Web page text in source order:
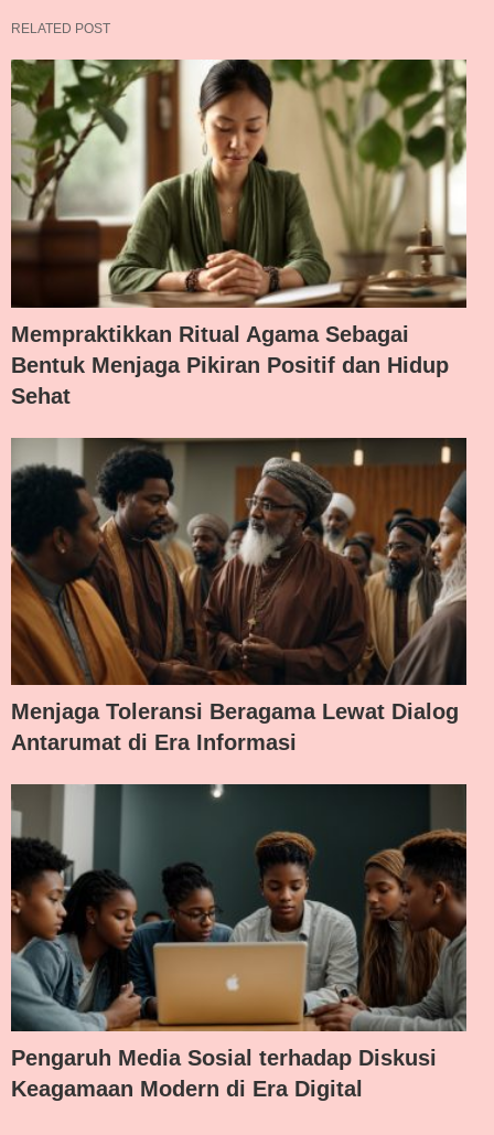
RELATED POST
Mempraktikkan Ritual Agama Sebagai
Bentuk Menjaga Pikiran Positif dan Hidup
Sehat
Menjaga Toleransi Beragama Lewat Dialog
Antarumat di Era Informasi
Pengaruh Media Sosial terhadap Diskusi
Keagamaan Modern di Era Digital